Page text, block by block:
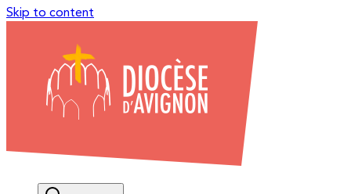
Skip to content